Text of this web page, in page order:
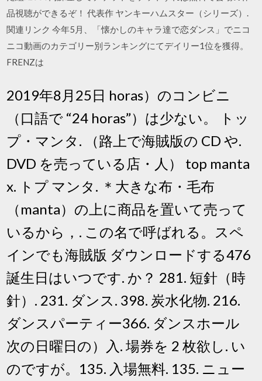
品視聴ができるぞ！ 代表作 ヤンキーハムスター（シリーズ）.
関連リンク 今年5月、「懐かしのキャラ達で恋ダンス」でニコ
ニコ動画のカテゴリー別ランキングにてデイリー1位を獲得。
FRENZは
2019年8月25日 horas）のコンビニ
（口語で “24 horas”）は少ない。 トッ
プ・マンタ. （路上で海賊版の CD や.
DVD を売っている店・人） top manta
x. トプ マンタ. ＊大きな布・毛布
（manta）の上に商品を置いて売って
いるから，. この名で呼ばれる。スペ
インでも海賊版 ダウンロードする476
誕生日はいつです. か？ 281. 短針（時
針）. 231. ダンス. 398. 炭水化物. 216.
ダンスパーティー366. ダンスホール
次の日曜日の）入. 場券を 2 枚欲し. い
のですが。135. 入場無料. 135. ニュー